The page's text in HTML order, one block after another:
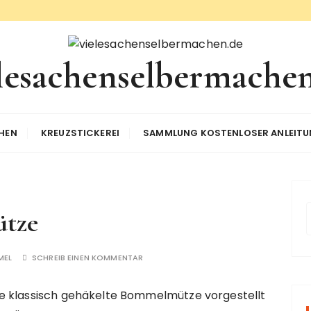
KREUZSTICKEREI SAMMLUNG KOSTENLOSER
SCHREIB EINEN KOMMENTAR
klassisch gehäkelte Bommelmütze vorgestellt